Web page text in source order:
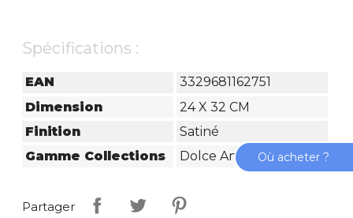
Spécifications :
EAN
3329681162751
Dimension
24 X 32 CM
Finition
Satiné
Gamme Collections
Dolce Amore
Partager
Où acheter ?